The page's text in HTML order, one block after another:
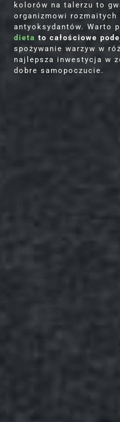
kolorów na talerzu to
organizmowi rozmaitych
antyoksydantów. Warto
dieta to całościowe
spożywanie warzyw w
najlepsza inwestycja w
dobre samopoczucie.